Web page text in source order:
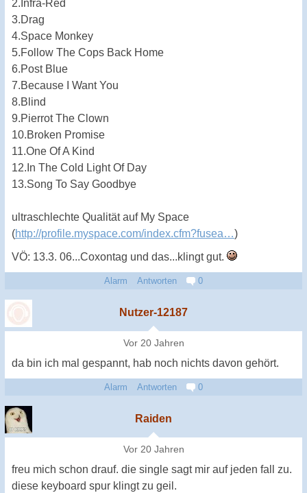
2.Infra-Red
3.Drag
4.Space Monkey
5.Follow The Cops Back Home
6.Post Blue
7.Because I Want You
8.Blind
9.Pierrot The Clown
10.Broken Promise
11.One Of A Kind
12.In The Cold Light Of Day
13.Song To Say Goodbye
ultraschlechte Qualität auf My Space
(http://profile.myspace.com/index.cfm?fusea…)
VÖ: 13.3. 06...Coxontag und das...klingt gut.
Alarm Antworten 0
Nutzer-12187
Vor 20 Jahren
da bin ich mal gespannt, hab noch nichts davon gehört.
Alarm Antworten 0
Raiden
Vor 20 Jahren
freu mich schon drauf. die single sagt mir auf jeden fall zu.
diese keyboard spur klingt zu geil.